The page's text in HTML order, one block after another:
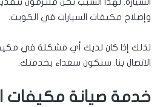
وإصلاح مكيفات السيارات في الكويت.
لذلك إذا كان لديك أي مشكلة في
الاتصال بنا. سنكون سعداء بخدمتك.
خدمة صيانة مكيفات